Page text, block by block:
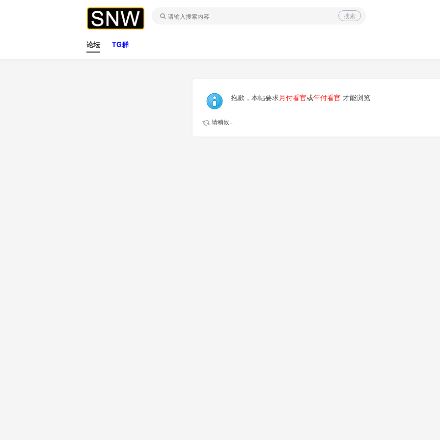
搜索
论坛 TG群
抱歉，本帖要求月付看官或年付看官 才能浏览
请稍候...